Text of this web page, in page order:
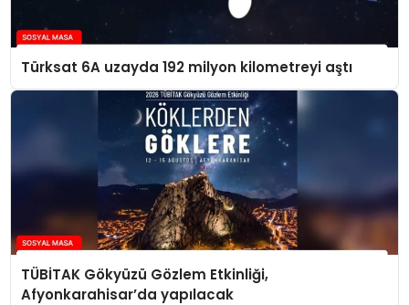
Türksat 6A uzayda 192 milyon kilometreyi aştı
TÜBİTAK Gökyüzü Gözlem Etkinliği,
Afyonkarahisar’da yapılacak